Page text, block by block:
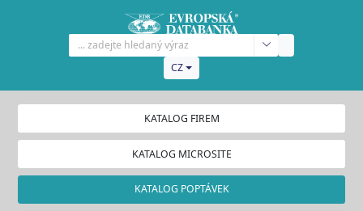
CZ
KATALOG FIREM
KATALOG MICROSITE
KATALOG POPTÁVEK